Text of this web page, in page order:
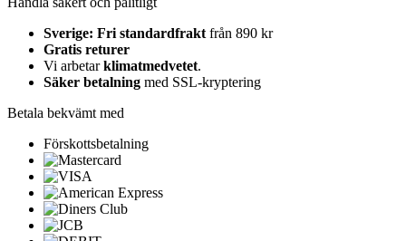
Sverige: Fri standardfrakt från 890 kr
Gratis returer
Vi arbetarklimatmedvetet.
Säker betalning med SSL-kryptering
Betala bekvämt med
Förskottsbetalning